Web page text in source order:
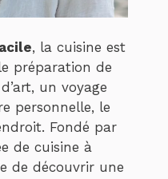
, la cuisine est
préparation de
un voyage
personnelle, le
Fondé par
de cuisine à
de découvrir une